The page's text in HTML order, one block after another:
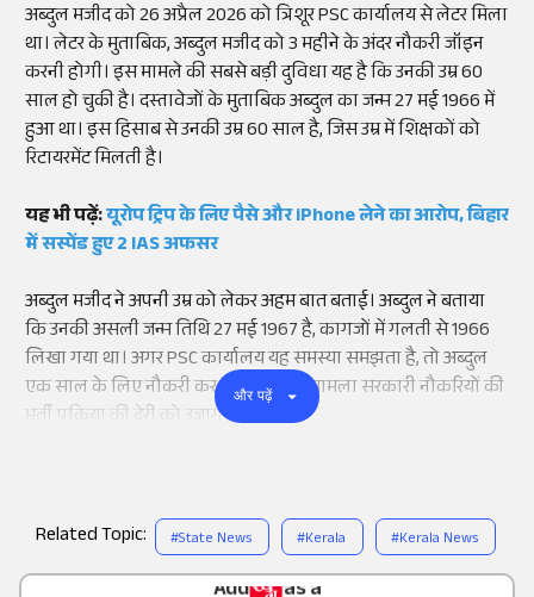
Add
as a
अब्दुल मजीद को 26 अप्रैल 2026 को त्रिशूर PSC कार्यालय से लेटर मिला
था। लेटर के मुताबिक, अब्दुल मजीद को 3 महीने के अंदर नौकरी जॉइन
करनी होगी। इस मामले की सबसे बड़ी दुविधा यह है कि उनकी उम्र 60
साल हो चुकी है। दस्तावेजों के मुताबिक अब्दुल का जन्म 27 मई 1966 में
हुआ था। इस हिसाब से उनकी उम्र 60 साल है, जिस उम्र में शिक्षकों को
रिटायरमेंट मिलती है।
यह भी पढ़ें:यूरोप ट्रिप के लिए पैसे और iPhone लेने का आरोप, बिहार
में सस्पेंड हुए 2 IAS अफसर
अब्दुल मजीद ने अपनी उम्र को लेकर अहम बात बताई। अब्दुल ने बताया
कि उनकी असली जन्म तिथि 27 मई 1967 है, कागजों में गलती से 1966
लिखा गया था। अगर PSC कार्यालय यह समस्या समझता है, तो अब्दुल
एक साल के लिए नौकरी कर सकते हैं। यह मामला सरकारी नौकरियों की
भर्ती प्रक्रिया की देरी को उजागर करता है।
और पढ़ें
Related Topic: #State News #Kerala #Kerala News